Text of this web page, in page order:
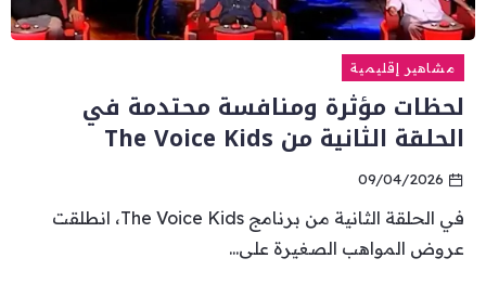
مشاهير إقليمية
لحظات مؤثرة ومنافسة محتدمة في
الحلقة الثانية من The Voice Kids
09/04/2026
في الحلقة الثانية من برنامج The Voice Kids، انطلقت
عروض المواهب الصغيرة على...